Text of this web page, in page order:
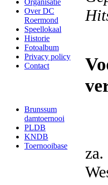
Organisatie
Over DC
Roermond
Speellokaal
Historie
Fotoalbum
Privacy policy
Contact
Brunssum
damtoernooi
PLDB
KNDB
Toernooibase